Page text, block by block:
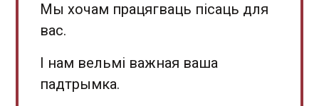
Мы хочам працягваць пісаць для
вас.
І нам вельмі важная ваша
падтрымка.